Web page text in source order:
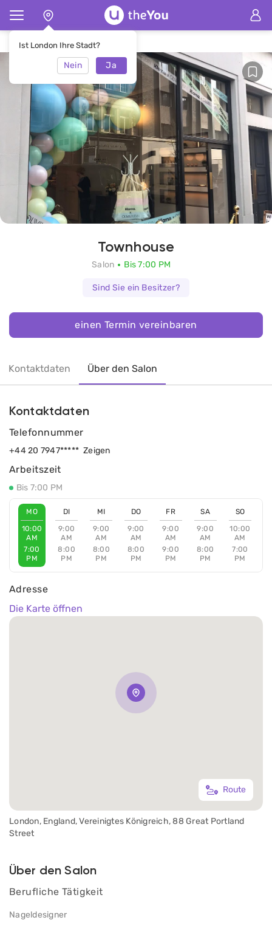
Ist London Ihre Stadt?
Nein Ja
Hauptseite SalonTownhouse
Townhouse
Salon Bis 7:00 PM
Sind Sie ein Besitzer?
einen Termin vereinbaren
Kontaktdaten Über den Salon
Kontaktdaten
Route
London, England, Vereinigtes Königreich, 88 Great Portland
Street
Adresse
Die Karte öffnen
Arbeitszeit
Bis 7:00 PM
MO
10:00
AM
7:00
PM
DI
9:00
AM
8:00
PM
MI
9:00
AM
8:00
PM
DO
9:00
AM
8:00
PM
FR
9:00
AM
9:00
PM
SA
9:00
AM
8:00
PM
SO
10:00
AM
7:00
PM
Telefonnummer
+44 20 7947***** Zeigen
Über den Salon
Berufliche Tätigkeit
Nageldesigner